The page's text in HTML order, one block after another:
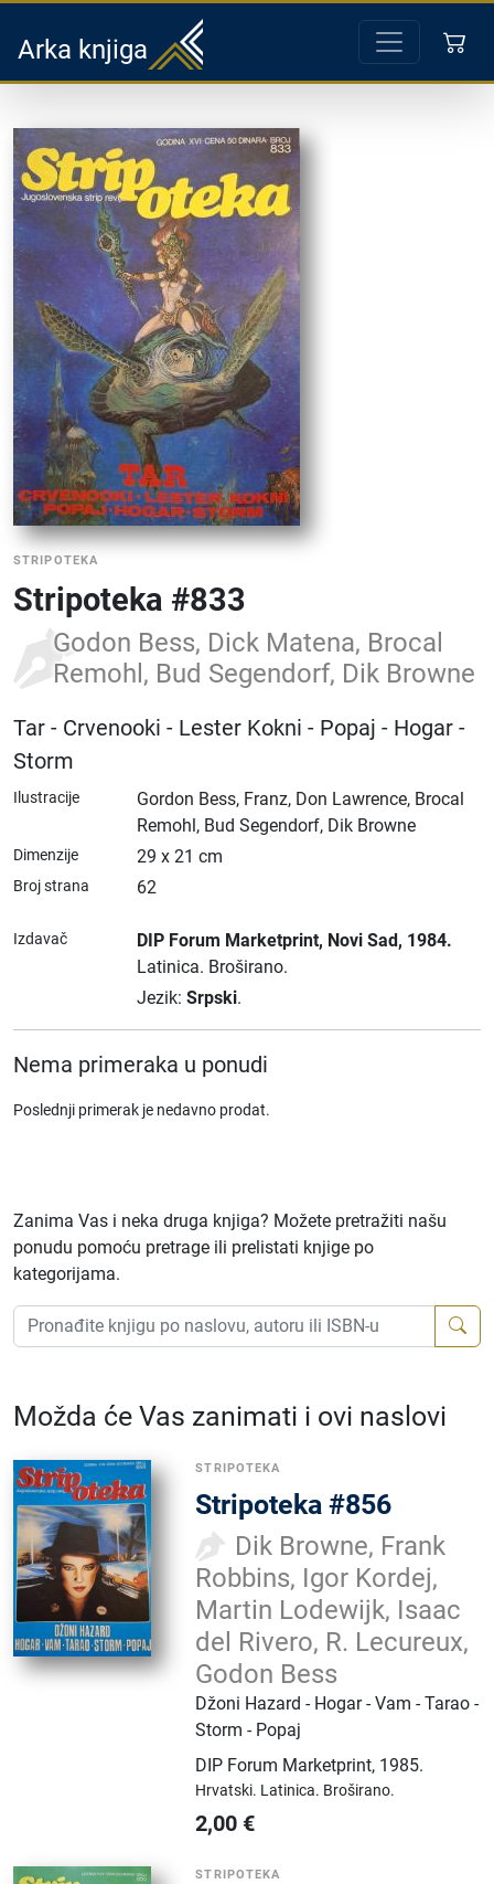
Arka knjiga
STRIPOTEKA
Stripoteka #833
Godon Bess, Dick Matena, Brocal
Remohl, Bud Segendorf, Dik Browne
Tar - Crvenooki - Lester Kokni - Popaj - Hogar -
Storm
Ilustracije
Gordon Bess, Franz, Don Lawrence, Brocal
Remohl, Bud Segendorf, Dik Browne
Dimenzije 29 x 21 cm
Broj strana 62
Izdavač DIP Forum Marketprint, Novi Sad, 1984.
Latinica. Broširano.
Jezik: Srpski.
Nema primeraka u ponudi
Poslednji primerak je nedavno prodat.
Zanima Vas i neka druga knjiga? Možete pretražiti našu
ponudu pomoću pretrage ili prelistati knjige po
kategorijama.
Možda će Vas zanimati i ovi naslovi
STRIPOTEKA
Stripoteka #856
Dik Browne, Frank
Robbins, Igor Kordej,
Martin Lodewijk, Isaac
del Rivero, R. Lecureux,
Godon Bess
Džoni Hazard - Hogar - Vam - Tarao -
Storm - Popaj
DIP Forum Marketprint, 1985.
Hrvatski. Latinica. Broširano.
2,00 €
STRIPOTEKA